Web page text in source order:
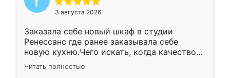
3 августа 2026
Заказала себе новый шкаф в студии
Ренессанс где ранее заказывала себе
новую кухню.Чего искать, когда качеством
вполне довольна. Служит кухня уже почти
два года, нареканий нет.
Читать полностью